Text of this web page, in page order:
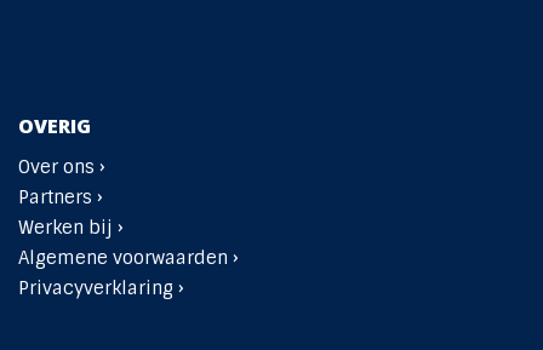
OVERIG
Over ons ›
Partners ›
Werken bij ›
Algemene voorwaarden ›
Privacyverklaring ›